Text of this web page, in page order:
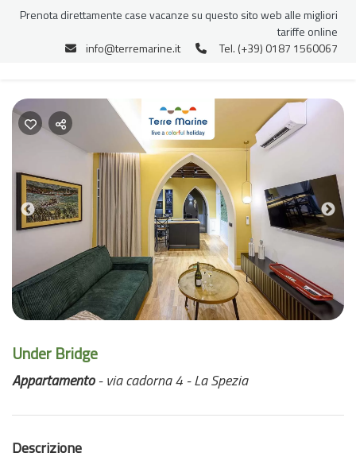
Previous
Under Bridge
Appartamento- via cadorna 4 - La Spezia
Descrizione
Prenota direttamente case vacanze su questo sito web alle migliori
tariffe online
info@terremarine.it
Tel. (+39) 0187 1560067